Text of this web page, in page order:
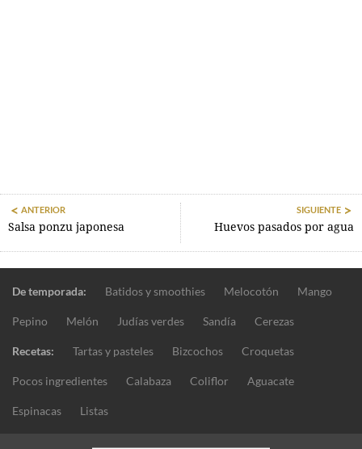
ANTERIOR
Salsa ponzu japonesa
SIGUIENTE
Huevos pasados por agua
De temporada: Batidos y smoothies Melocotón Mango
Pepino Melón Judías verdes Sandía Cerezas
Recetas: Tartas y pasteles Bizcochos Croquetas
Pocos ingredientes Calabaza Coliflor Aguacate
Espinacas Listas